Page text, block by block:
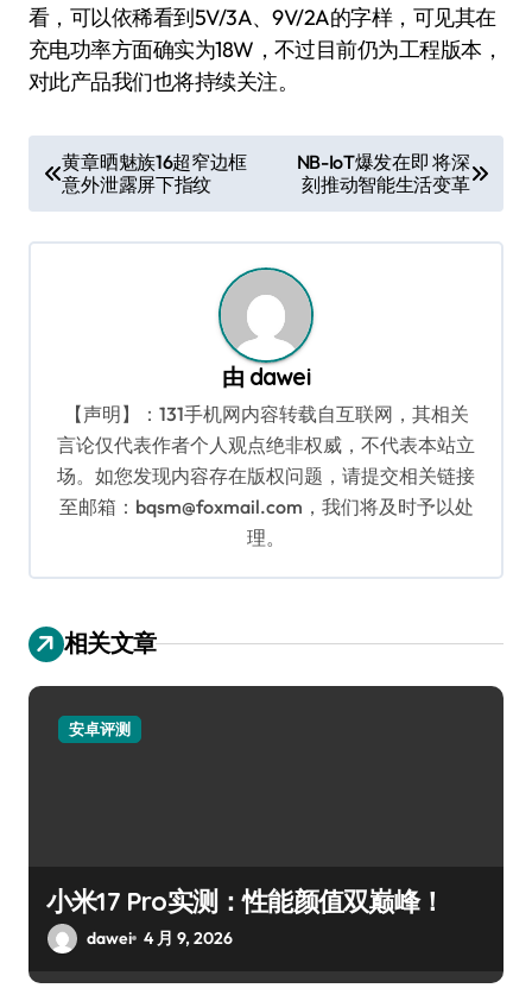
看，可以依稀看到5V/3A、9V/2A的字样，可见其在
充电功率方面确实为18W，不过目前仍为工程版本，
对此产品我们也将持续关注。
章
导
黄章晒魅族16超窄边框
意外泄露屏下指纹
NB-IoT爆发在即 将深
刻推动智能生活变革
由 dawei
【声明】：131手机网内容转载自互联网，其相关
言论仅代表作者个人观点绝非权威，不代表本站立
场。如您发现内容存在版权问题，请提交相关链接
至邮箱：bqsm@foxmail.com，我们将及时予以处
理。
相关文章
安卓评测
小米17 Pro实测：性能颜值双巅峰！
dawei 4 月 9, 2026